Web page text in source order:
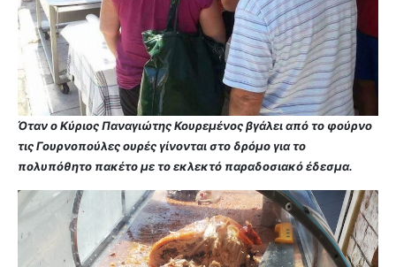
Όταν ο Κύριος Παναγιώτης Κουρεμένος βγάλει από το φούρνο
τις Γουρνοπούλες ουρές γίνονται στο δρόμο για το
πολυπόθητο πακέτο με το εκλεκτό παραδοσιακό έδεσμα.